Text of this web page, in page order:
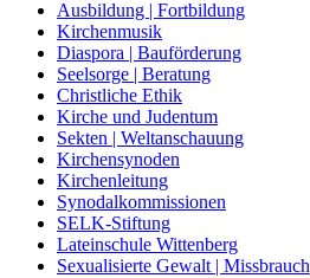
Ausbildung | Fortbildung
Kirchenmusik
Diaspora | Bauförderung
Seelsorge | Beratung
Christliche Ethik
Kirche und Judentum
Sekten | Weltanschauung
Kirchensynoden
Kirchenleitung
Synodalkommissionen
SELK-Stiftung
Lateinschule Wittenberg
Sexualisierte Gewalt | Missbrauch